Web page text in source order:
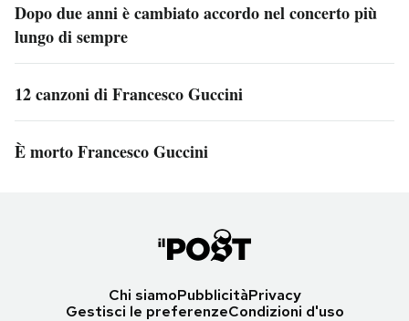
Dopo due anni è cambiato accordo nel concerto più
lungo di sempre
12 canzoni di Francesco Guccini
È morto Francesco Guccini
Chi siamoPubblicitàPrivacy
Gestisci le preferenzeCondizioni d'uso